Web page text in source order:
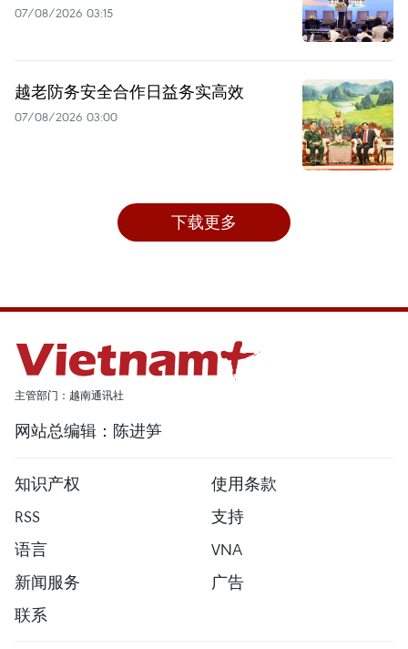
07/08/2026 03:15
越老防务安全合作日益务实高效
07/08/2026 03:00
下载更多
主管部门：越南通讯社
网站总编辑：陈进笋
知识产权
使用条款
RSS
支持
语言
VNA
新闻服务
广告
联系